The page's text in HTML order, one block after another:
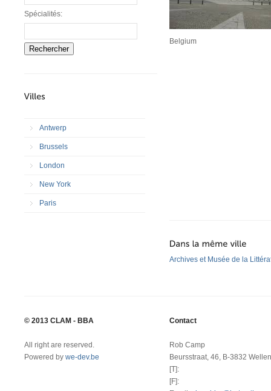
Spécialités:
Rechercher
Antwerp
Brussels
London
New York
Paris
Belgium
Archives et Musée de la
© 2013 CLAM - BBA
All right are reserved.
Powered by we-dev.be
Contact
Rob Camp
Beursstraat, 46, B-3832 Wellen
[T]:
[F]: